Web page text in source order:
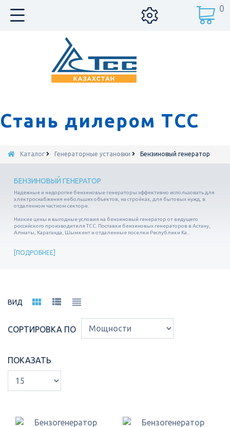
Стань дилером ТСС
0
Каталог Генераторные установки Бензиновый генератор
БЕНЗИНОВЫЙ ГЕНЕРАТОР
Надежные и недорогие бензиновые генераторы эффективно использовать для
электроснабжения небольших объектов, на стройках, для бытовых нужд, в
отдаленном частном секторе.
Низкие цены и выгодные условия на бензиновый генератор от ведущего
российского производителя ТСС. Поставки бензиновых генераторов в Астану,
Алматы, Караганда, Шымкент и отдаленные поселки Республики Ка...
ПОДРОБНЕЕ
ВИД
СОРТИРОВКА ПО
ПОКАЗАТЬ